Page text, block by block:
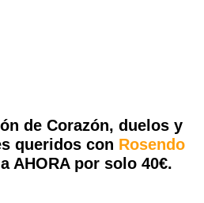
de Corazón, duelos y
queridos con Rosendo
AHORA por solo 40€.